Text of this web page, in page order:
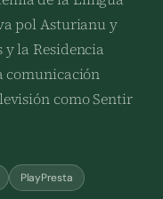
pol Asturianu y
la Residencia
comunicación
como Sentir
PlayPresta